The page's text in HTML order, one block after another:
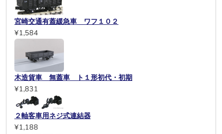
宮崎交通有蓋緩急車 ワフ１０２
¥1,584
木造貨車 無蓋車 ト１形初代・初期
¥1,831
２軸客車用ネジ式連結器
¥1,188